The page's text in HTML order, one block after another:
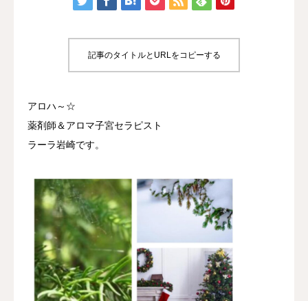
記事のタイトルとURLをコピーする
アロハ～☆
薬剤師＆アロマ子宮セラピスト
ラーラ岩崎です。